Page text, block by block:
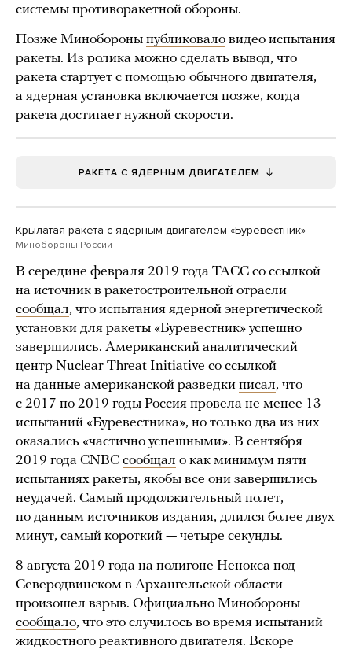
системы противоракетной обороны.
Позже Минобороны публиковало видео испытания
ракеты. Из ролика можно сделать вывод, что
ракета стартует с помощью обычного двигателя,
а ядерная установка включается позже, когда
ракета достигает нужной скорости.
РАКЕТА С ЯДЕРНЫМ ДВИГАТЕЛЕМ
Крылатая ракета с ядерным двигателем «Буревестник»
Минобороны России
В середине февраля 2019 года ТАСС со ссылкой
на источник в ракетостроительной отрасли
сообщал, что испытания ядерной энергетической
установки для ракеты «Буревестник» успешно
завершились. Американский аналитический
центр Nuclear Threat Initiative со ссылкой
на данные американской разведки писал, что
с 2017 по 2019 годы Россия провела не менее 13
испытаний «Буревестника», но только два из них
оказались «частично успешными». В сентября
2019 года CNBC сообщал о как минимум пяти
испытаниях ракеты, якобы все они завершились
неудачей. Самый продолжительный полет,
по данным источников издания, длился более двух
минут, самый короткий — четыре секунды.
8 августа 2019 года на полигоне Ненокса под
Северодвинском в Архангельской области
произошел взрыв. Официально Минобороны
сообщало, что это случилось во время испытаний
жидкостного реактивного двигателя. Вскоре